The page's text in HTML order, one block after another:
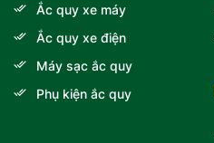
Ắc quy xe máy
Ắc quy xe điện
Máy sạc ắc quy
Phụ kiện ắc quy